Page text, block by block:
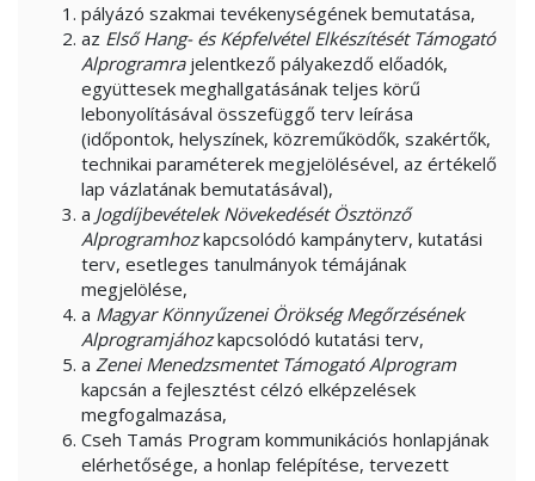
pályázó szakmai tevékenységének bemutatása,
az Első Hang- és Képfelvétel Elkészítését Támogató
Alprogramra jelentkező pályakezdő előadók,
együttesek meghallgatásának teljes körű
lebonyolításával összefüggő terv leírása
(időpontok, helyszínek, közreműködők, szakértők,
technikai paraméterek megjelölésével, az értékelő
lap vázlatának bemutatásával),
a Jogdíjbevételek Növekedését Ösztönző
Alprogramhozkapcsolódó kampányterv, kutatási
terv, esetleges tanulmányok témájának
megjelölése,
a Magyar Könnyűzenei Örökség Megőrzésének
Alprogramjáhozkapcsolódó kutatási terv,
a Zenei Menedzsmentet Támogató Alprogram
kapcsán a fejlesztést célzó elképzelések
megfogalmazása,
Cseh Tamás Program kommunikációs honlapjának
elérhetősége, a honlap felépítése, tervezett